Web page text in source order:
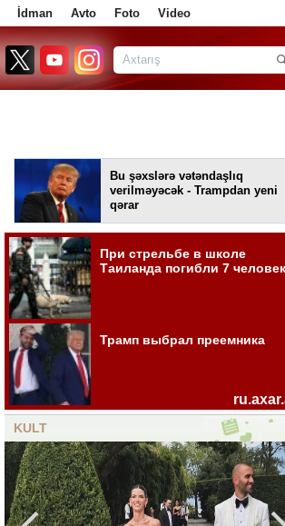
İdman Avto Foto Video
Bu şəxslərə vətəndaşlıq
verilməyəcək - Trampdan yeni
qərar
KULT